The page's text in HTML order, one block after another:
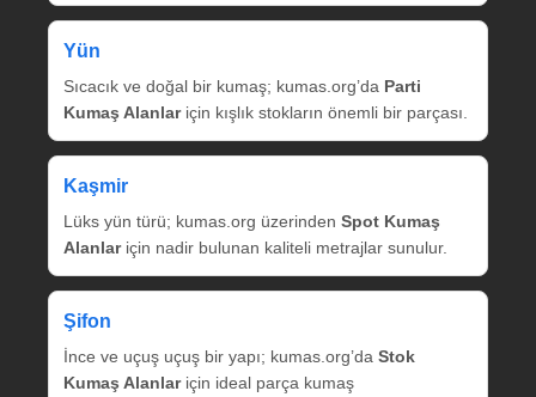
Yün
Sıcacık ve doğal bir kumaş; kumas.org’da Parti
Kumaş Alanlariçin kışlık stokların önemli bir parçası.
Kaşmir
Lüks yün türü; kumas.org üzerinden Spot Kumaş
Alanlariçin nadir bulunan kaliteli metrajlar sunulur.
Şifon
İnce ve uçuş uçuş bir yapı; kumas.org’da Stok
Kumaş Alanlariçin ideal parça kumaş